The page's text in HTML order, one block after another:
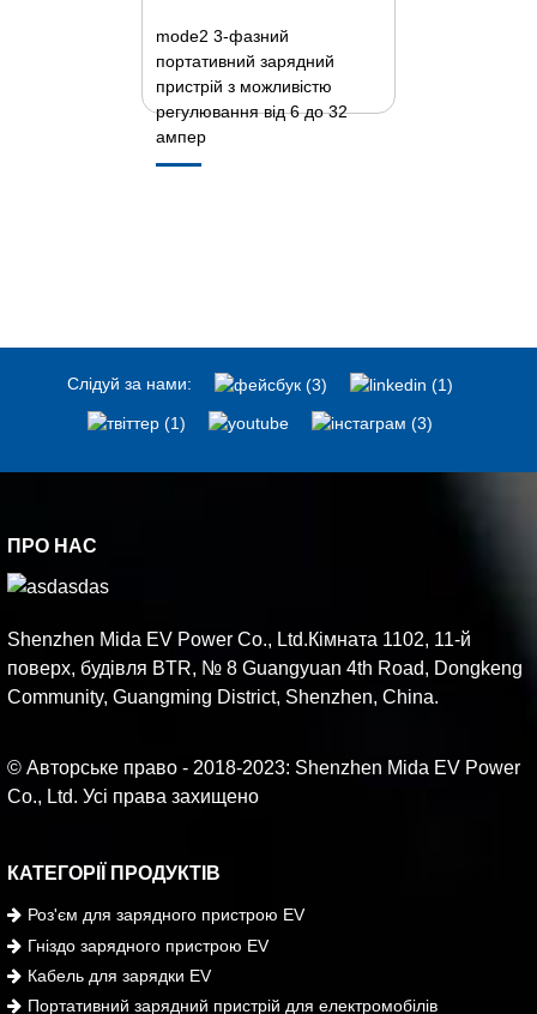
mode2 3-фазний
портативний зарядний
пристрій з можливістю
регулювання від 6 до 32
ампер
Слідуй за нами:
ПРО НАС
Shenzhen Mida EV Power Co., Ltd.Кімната 1102, 11-й
поверх, будівля BTR, № 8 Guangyuan 4th Road, Dongkeng
Community, Guangming District, Shenzhen, China.
© Авторське право - 2018-2023: Shenzhen Mida EV Power
Co., Ltd. Усі права захищено
КАТЕГОРІЇ ПРОДУКТІВ
Роз'єм для зарядного пристрою EV
Гніздо зарядного пристрою EV
Кабель для зарядки EV
Портативний зарядний пристрій для електромобілів